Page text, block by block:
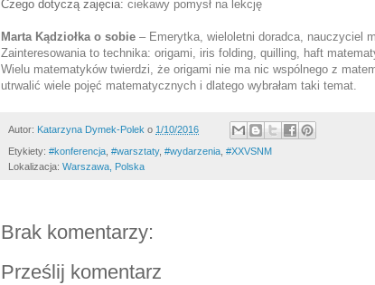
Czego dotyczą zajęcia: ciekawy pomysł na lekcję
Marta Kądziołka o sobie – Emerytka, wieloletni doradca, nauczyciel
Zainteresowania to technika: origami, iris folding, quilling, haft
Wielu matematyków twierdzi, że origami nie ma nic wspólnego z
utrwalić wiele pojęć matematycznych i dlatego wybrałam taki temat.
Autor: Katarzyna Dymek-Polek o 1/10/2016
Etykiety: #konferencja, #warsztaty, #wydarzenia, #XXVSNM
Lokalizacja: Warszawa, Polska
Brak komentarzy:
Prześlij komentarz